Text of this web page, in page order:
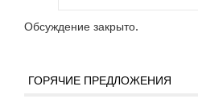
Обсуждение закрыто.
ГОРЯЧИЕ ПРЕДЛОЖЕНИЯ